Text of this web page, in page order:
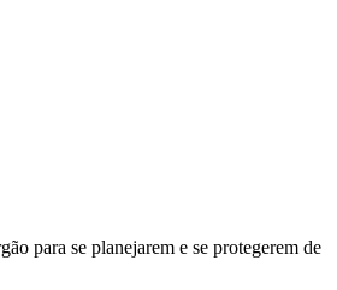
para se planejarem e se protegerem de